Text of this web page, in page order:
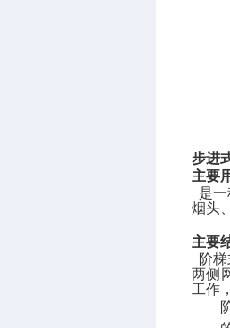
步进
主要
是
烟头
主要
阶
两侧
工作